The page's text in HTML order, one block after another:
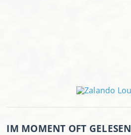
IM MOMENT OFT GELESEN